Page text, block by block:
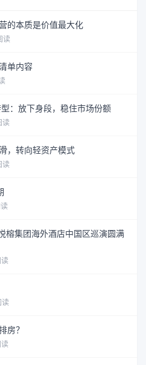
的本质是价值最大化
读
单内容
：放下身段，稳住市场份额
读
，转向轻资产模式
读
悦榕集团海外酒店中国区巡演圆满
读
房？